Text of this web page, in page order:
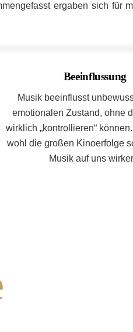
ergaben sich für
Beeinflussung
Musik beeinflusst
emotionalen Zustand, ohne
wirklich „kontrollieren“
wohl die großen Kinoerfolge
Musik auf uns